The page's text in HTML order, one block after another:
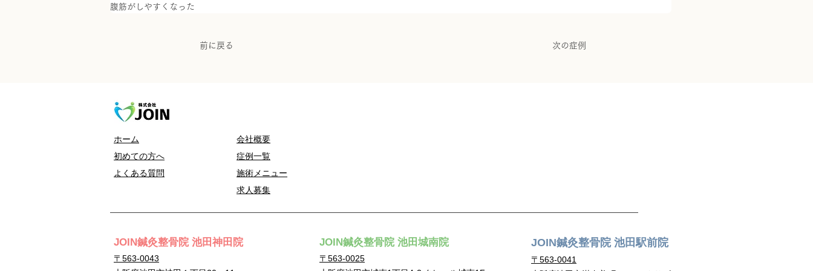
腹筋がしやすくなった
前に戻る 次の症例
ホーム
初めての方へ
よくある質問
会社概要
症例一覧
施術メニュー
求人募集
JOIN鍼灸整骨院 池田神田院
〒563-0043
JOIN鍼灸整骨院 池田城南院
〒563-0025
JOIN鍼灸整骨院 池田駅前院
〒563-0041